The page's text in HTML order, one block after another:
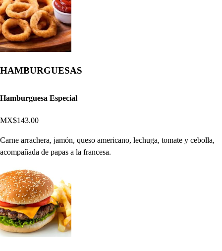
HAMBURGUESAS
Hamburguesa Especial
MX$143.00
Carne arrachera, jamón, queso americano, lechuga, tomate y cebolla,
acompañada de papas a la francesa.